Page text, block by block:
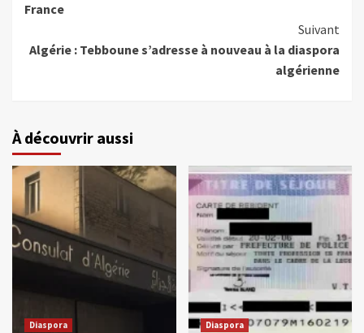
France
Suivant
Algérie : Tebboune s’adresse à nouveau à la diaspora
algérienne
À découvrir aussi
Diaspora Diaspora